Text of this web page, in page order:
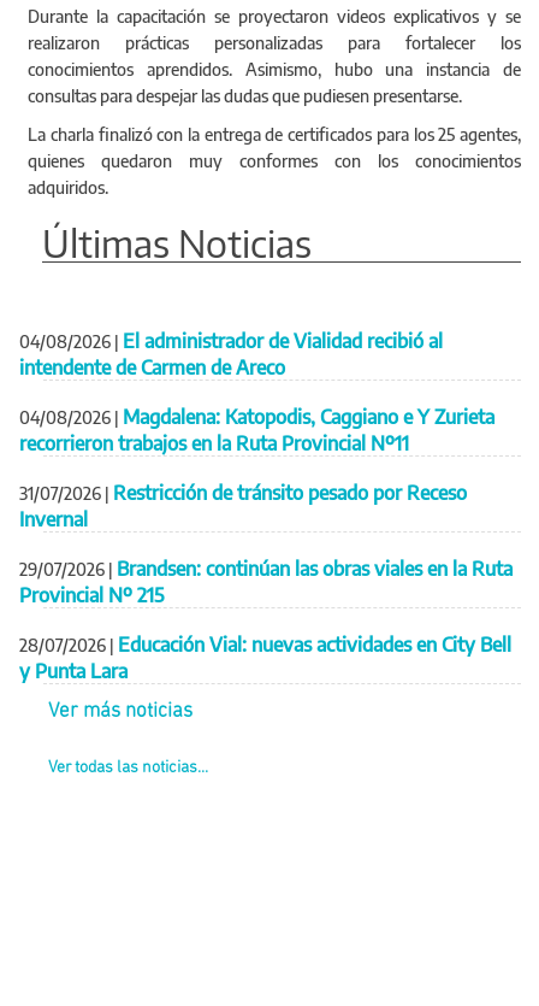
Durante la capacitación se proyectaron videos explicativos y se
realizaron prácticas personalizadas para fortalecer los
conocimientos aprendidos. Asimismo, hubo una instancia de
consultas para despejar las dudas que pudiesen presentarse.
La charla finalizó con la entrega de certificados para los 25 agentes,
quienes quedaron muy conformes con los conocimientos
adquiridos.
Últimas Noticias
04/08/2026 | El administrador de Vialidad recibió al
intendente de Carmen de Areco
04/08/2026 | Magdalena: Katopodis, Caggiano e Y Zurieta
recorrieron trabajos en la Ruta Provincial Nº11
31/07/2026 | Restricción de tránsito pesado por Receso
Invernal
29/07/2026 | Brandsen: continúan las obras viales en la Ruta
Provincial Nº 215
28/07/2026 | Educación Vial: nuevas actividades en City Bell
y Punta Lara
Ver más noticias
Ver todas las noticias...